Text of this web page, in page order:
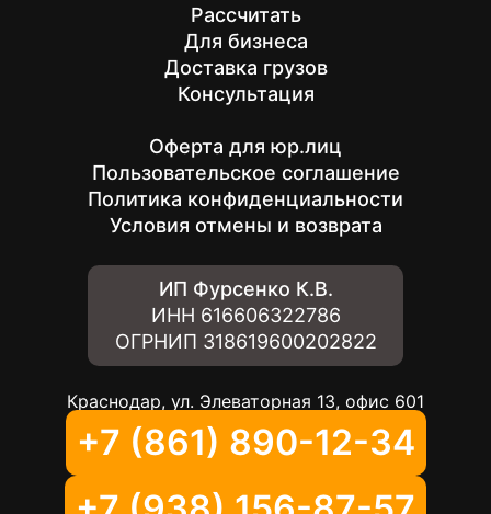
Рассчитать
Для бизнеса
Доставка грузов
Консультация
Оферта для юр.лиц
Пользовательское соглашение
Политика конфиденциальности
Условия отмены и возврата
ИП Фурсенко К.В.
ИНН 616606322786
ОГРНИП 318619600202822
Краснодар, ул. Элеваторная 13, офис 601
+7 (861) 890-12-34